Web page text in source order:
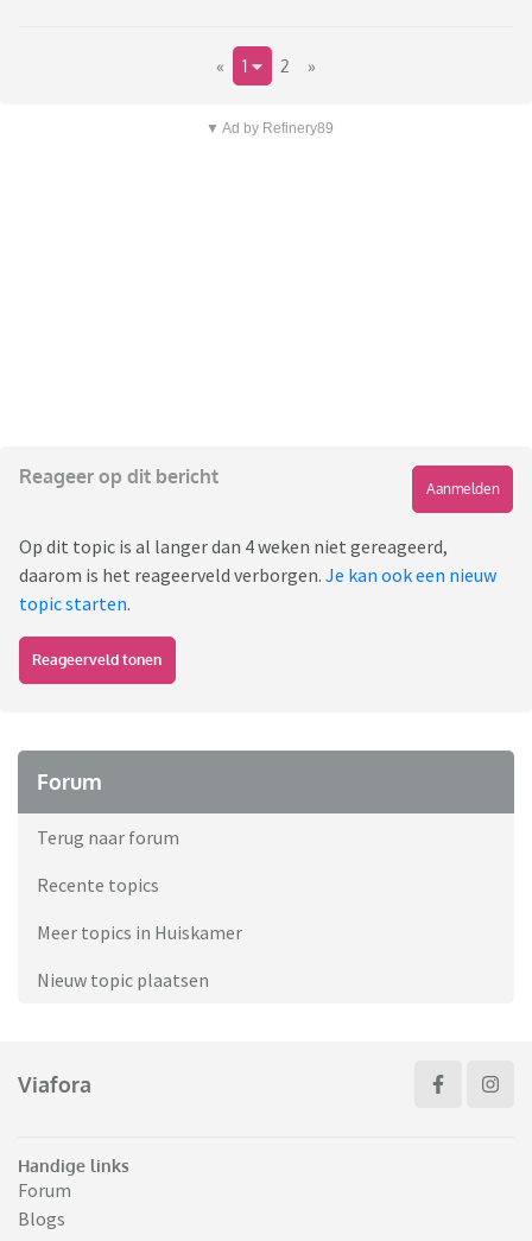
« 1 2 »
▼ Ad by Refinery89
Reageer op dit bericht
Aanmelden
Op dit topic is al langer dan 4 weken niet gereageerd,
daarom is het reageerveld verborgen. Je kan ook een nieuw
topic starten.
Reageerveld tonen
Forum
Terug naar forum
Recente topics
Meer topics in Huiskamer
Nieuw topic plaatsen
Viafora
Handige links
Forum
Blogs